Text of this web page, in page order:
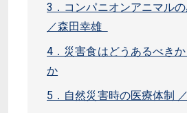
3．コンパニオンアニマル
／森田幸雄
4．災害食はどうあるべき
か
5．自然災害時の医療体制